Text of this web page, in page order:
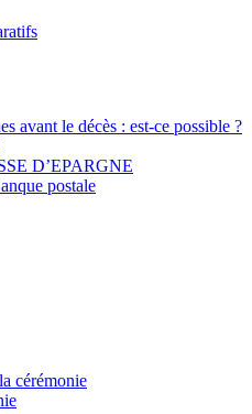
avant le décès : est-ce possible ?
D’EPARGNE
postale
cérémonie